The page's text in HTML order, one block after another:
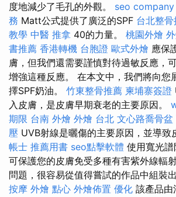
度地減少了毛孔的外觀。 seo company
務 Matt公式提供了廣泛的SPF 台北整
教學 中醫 推拿 40的力量。 桃園外燴
書推薦 香港轉機 台胞證 歐式外燴 應保
膚，但我們還需要謹慎對待過敏反應，
增強這種反應。 在本文中，我們將向您
擇SPF奶油。 竹東整骨推薦 柬埔寨簽證
入皮膚，是皮膚早期衰老的主要原因。
期限 台南 外燴 外燴 台北 文心路喬骨盆
壓 UVB射線是曬傷的主要原因，並導致
帳士 推薦用書 seo點擊軟體 使用寬光
可保護您的皮膚免受多種有害紫外線輻
問題，很容易從值得嘗試的作品中組裝
按摩 外燴 點心 外燴佈置 優化 該產品由